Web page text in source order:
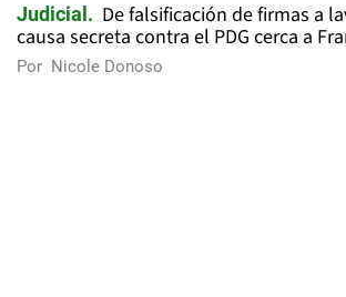
Judicial
De falsificación de firmas a
causa secreta contra el PDG cerca a
Por Nicole Donoso